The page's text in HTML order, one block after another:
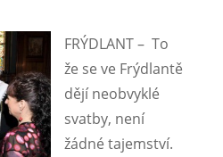
FRÝDLANT – To
že se ve Frýdlantě
dějí neobvyklé
svatby, není
žádné tajemství.